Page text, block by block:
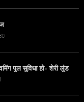
पुल सुविधा हो- शेरी लुंड